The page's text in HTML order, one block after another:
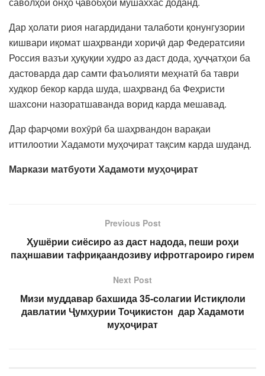
Дар ҳолати риоя нагардидани талаботи қонунгузории
кишвари иқомат шаҳрванди хориҷӣ дар Федератсияи
Россия вазъи ҳуқуқии худро аз даст дода, ҳуҷҷатҳои ба
дастоварда дар самти фаъолияти меҳнатӣ ба таври
худкор бекор карда шуда, шаҳрванд ба Феҳристи
шахсони назоратшаванда ворид карда мешавад.
Дар фарҷоми вохӯрӣ ба шаҳрвандон варақаи
иттилоотии Хадамоти муҳоҷират тақсим карда шуданд.
Маркази матбуоти Хадамоти муҳоҷират
Previous Post
Ҳушёрии сиёсиро аз даст надода, пеши роҳи
паҳншавии тафриқаандозиву ифротгароиро гирем
Next Post
Мизи муддавар бахшида 35-солагии Истиқлоли
давлатии Ҷумҳурии Тоҷикистон дар Хадамоти
муҳоҷират